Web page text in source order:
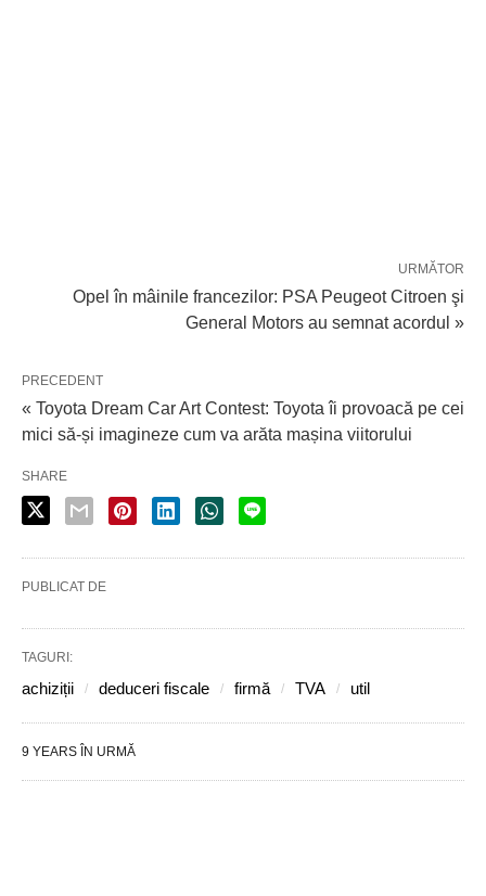
URMĂTOR
Opel în mâinile francezilor: PSA Peugeot Citroen şi
General Motors au semnat acordul »
PRECEDENT
« Toyota Dream Car Art Contest: Toyota îi provoacă pe cei
mici să-și imagineze cum va arăta mașina viitorului
SHARE
PUBLICAT DE
TAGURI:
achiziții deduceri fiscale firmă TVA util
9 YEARS ÎN URMĂ